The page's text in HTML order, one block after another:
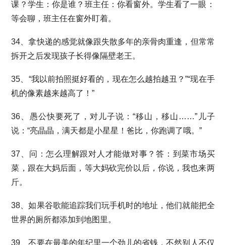
课？学生：你是谁？班主任：你看窗外。学生看了一眼：
等会聊，班主任在窗外盯着。
34、拿快递的感觉就像跟失散多年的亲骨肉重逢，但常常
拆开之后发现孩子长得像隔壁老王。
35、“我以前拍照挺好看的，现在怎么越拍越丑？”“现在手
机的像素越来越高了！”
36、愚公快要死了，对儿子说：“移山，移山……”儿子
说：“亮晶晶，满天都是小星星！爸比，你跑调了哦。”
37、问：怎么理解跟对人才能做对事？答：到菜市场买
菜，跟在大妈后面，等大妈砍完价以后，你说，我也来两
斤。
38、如果谷歌能追踪我们玩手机时的地址，他们就能把全
世界的厕所都添加到地图里。
39、不要在最美的年纪里一个劲儿的省钱，不然别人不仅